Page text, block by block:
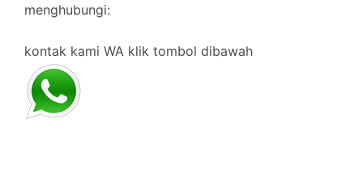
menghubungi:
kontak kami WA klik tombol dibawah